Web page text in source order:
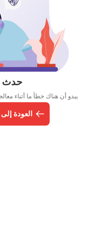
حدث
يبدو أن هناك خطأ ما أثناء
العودة